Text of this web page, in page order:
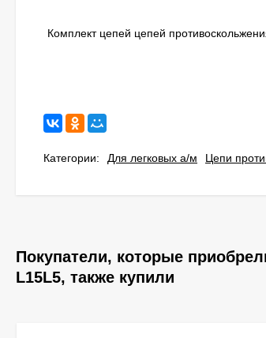
Комплект цепей цепей
Категории: Для легковых а/м Цепи
Покупатели, которые
L15L5, также купили